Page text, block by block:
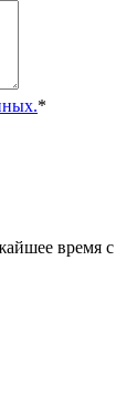
*
время с